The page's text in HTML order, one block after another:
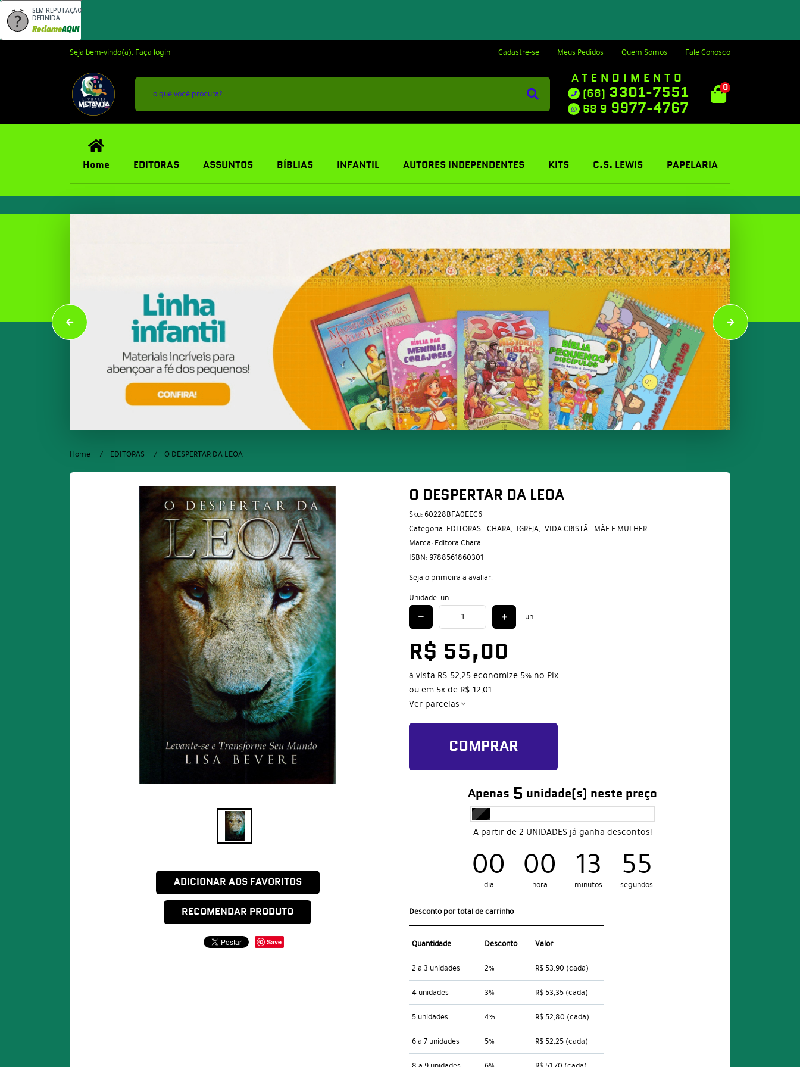
SEM REPUTAÇÃO
DEFINIDA
Seja bem-vindo(a), Faça login Cadastre-se Meus Pedidos Quem Somos Fale Conosco
ATENDIMENTO
(68) 3301-7551
68 9 9977-4767
0
Home EDITORAS ASSUNTOS BÍBLIAS INFANTIL AUTORES INDEPENDENTES KITS C.S. LEWIS PAPELARIA
Home EDITORAS O DESPERTAR DA LEOA
ADICIONAR AOS FAVORITOS
RECOMENDAR PRODUTO
Save
O DESPERTAR DA LEOA
Sku: 60228BFA0EEC6
Categoria: EDITORAS CHARA IGREJA VIDA CRISTÃ MÃE E MULHER
Marca: Editora Chara
ISBN: 9788561860301
Seja o primeira a avaliar!
Unidade: un
un
R$ 55,00
à vista R$ 52,25economize 5% no Pix
ou em 5xde R$ 12,01
Ver parcelas
COMPRAR
Apenas 5 unidade(s) neste preço
A partir de 2 UNIDADES já ganha descontos!
00
dia 00
hora 13
minutos 54
segundos
Desconto por total de carrinho
Quantidade Desconto Valor
2 a 3 unidades 2% R$ 53,90 (cada)
4 unidades 3% R$ 53,35 (cada)
5 unidades 4% R$ 52,80 (cada)
6 a 7 unidades 5% R$ 52,25 (cada)